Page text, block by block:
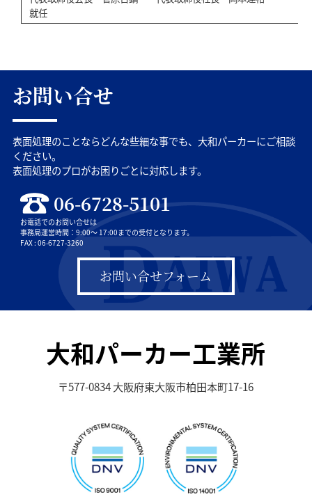
就任
お問い合せ
表面処理のことならどんな些細な事でも、大和パーカーにご相談
ください。
表面処理のプロがお困りごとに対応します。
06-6728-5101
お電話でのお問い合せは
事務局運営時間：9:00～ 17:00までの受付となります。
FAX : 06-6727-3260
お問い合せフォーム
大和パーカー工業所
〒577-0834 大阪府東大阪市柏田本町17-16